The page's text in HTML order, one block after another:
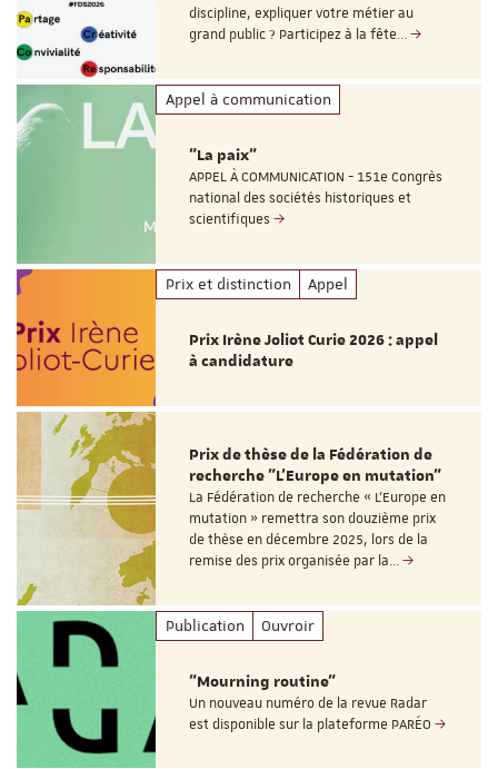
discipline, expliquer votre métier au
grand public ? Participez à la fête…
Appel à communication
"La paix"
APPEL À COMMUNICATION - 151e Congrès
national des sociétés historiques et
scientifiques
Prix et distinction Appel
Prix Irène Joliot Curie 2026 : appel
à candidature
Prix de thèse de la Fédération de
recherche "L’Europe en mutation"
La Fédération de recherche « L’Europe en
mutation » remettra son douzième prix
de thèse en décembre 2025, lors de la
remise des prix organisée par la…
Publication Ouvroir
"Mourning routine"
Un nouveau numéro de la revue Radar
est disponible sur la plateforme PARÉO